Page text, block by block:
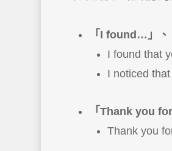
「I found…」
I found that
I noticed
「Thank you
Thank you